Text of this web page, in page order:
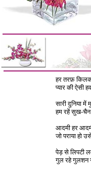
हर तरफ़
प्यार की ऐसी
सारी दुनिया में
हम रहें सुख-चैन
आदमी हर
जो पराया हो
पेड़ से लिपटी
गुल रहे गुलशन